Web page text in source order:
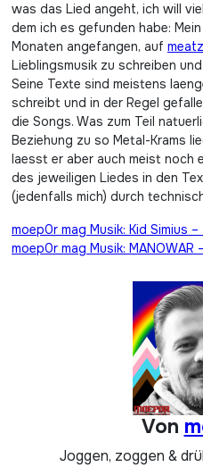
was das Lied angeht, ich will
dem ich es gefunden habe:
Monaten angefangen, auf
Lieblingsmusik zu schreiben
Seine Texte sind meistens
schreibt und in der Regel
die Songs. Was zum Teil
Beziehung zu so Metal-Krams
laesst er aber auch meist noch
des jeweiligen Liedes in den
(jedenfalls mich) durch
moep0r mag Musik: Kid Simius
moep0r mag Musik:
Von
Joggen, zoggen &